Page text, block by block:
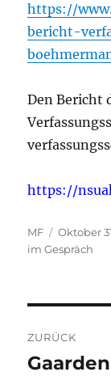
https://
bericht-
Den Bericht
https://
Autor
MF
am
Oktober
im Gespräch
ZURÜCK
Vorheriger